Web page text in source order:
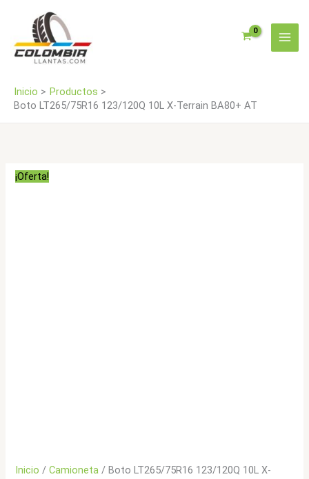
contenido
Inicio
Productos
Boto LT265/75R16 123/120Q 10L X-Terrain BA80+ AT
¡Oferta!
Inicio /Camioneta / Boto LT265/75R16 123/120Q 10L X-
Terrain
BA80+
AT
cantidad